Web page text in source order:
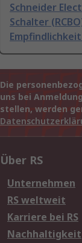
Schneider
Schalter
Die
uns bei
stellen, werden
Über RS
Unternehmen
RS weltweit
Karriere bei RS
Nachhaltigkeit